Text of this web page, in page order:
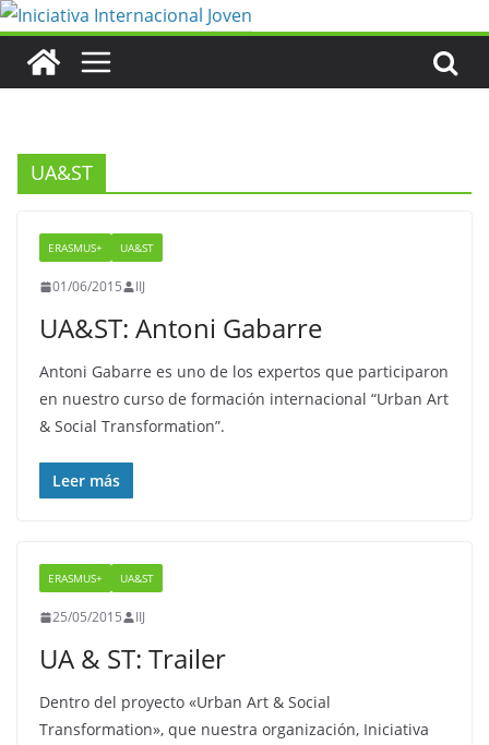
Saltar
contenido
UA&ST
ERASMUS+ UA&ST
01/06/2015 IIJ
UA&ST: Antoni Gabarre
Antoni Gabarre es uno de los expertos que participaron
en nuestro curso de formación internacional “Urban Art
& Social Transformation”.
Leer más
ERASMUS+ UA&ST
25/05/2015 IIJ
UA & ST: Trailer
Dentro del proyecto «Urban Art & Social
Transformation», que nuestra organización, Iniciativa